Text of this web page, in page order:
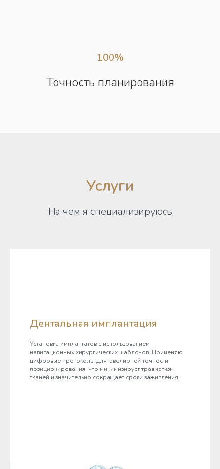
100%
Точность планирования
Услуги
На чем я специализируюсь
Дентальная имплантация
Установка имплантатов с использованием
навигационных хирургических шаблонов. Применяю
цифровые протоколы для ювелирной точности
позиционирования, что минимизирует травматизм
тканей и значительно сокращает сроки заживления.